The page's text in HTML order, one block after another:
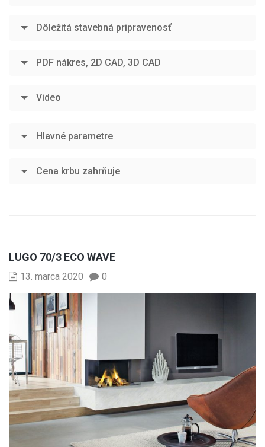
Dôležitá stavebná pripravenosť
PDF nákres, 2D CAD, 3D CAD
Video
Hlavné parametre
Cena krbu zahrňuje
LUGO 70/3 ECO WAVE
13. marca 2020 0